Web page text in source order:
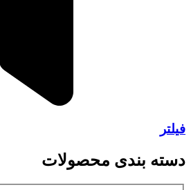
فیلتر
دسته بندی محصولات